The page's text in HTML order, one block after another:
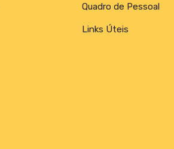
Quadro de Pessoal
Links Úteis